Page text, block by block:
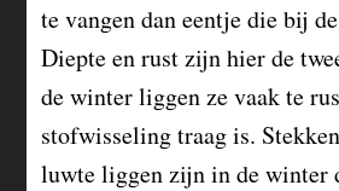
te vangen dan eentje die bij
Diepte en rust zijn hier de
de winter liggen ze vaak te
stofwisseling traag is.
luwte liggen zijn in de winter